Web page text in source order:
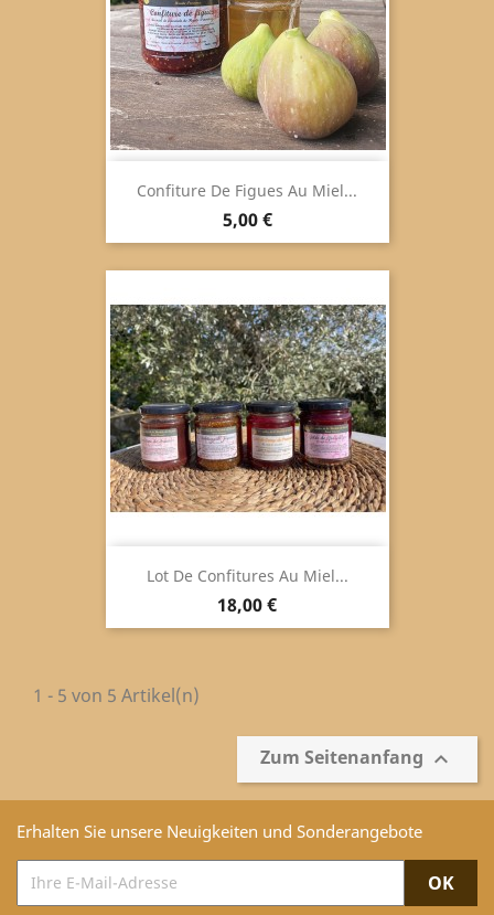
Confiture De Figues Au Miel...
Preis
5,00 €
Lot De Confitures Au Miel...
Preis
18,00 €
1 - 5 von 5 Artikel(n)
Zum Seitenanfang 
Erhalten Sie unsere Neuigkeiten und Sonderangebote